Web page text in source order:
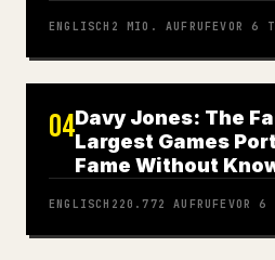
ENGLISCH 2 MIO. AUFRUFEVOR 6
04Davy Jones: The
Largest Games
Fame Without
ENGLISCH 220.772 AUFRUFE VOR 6